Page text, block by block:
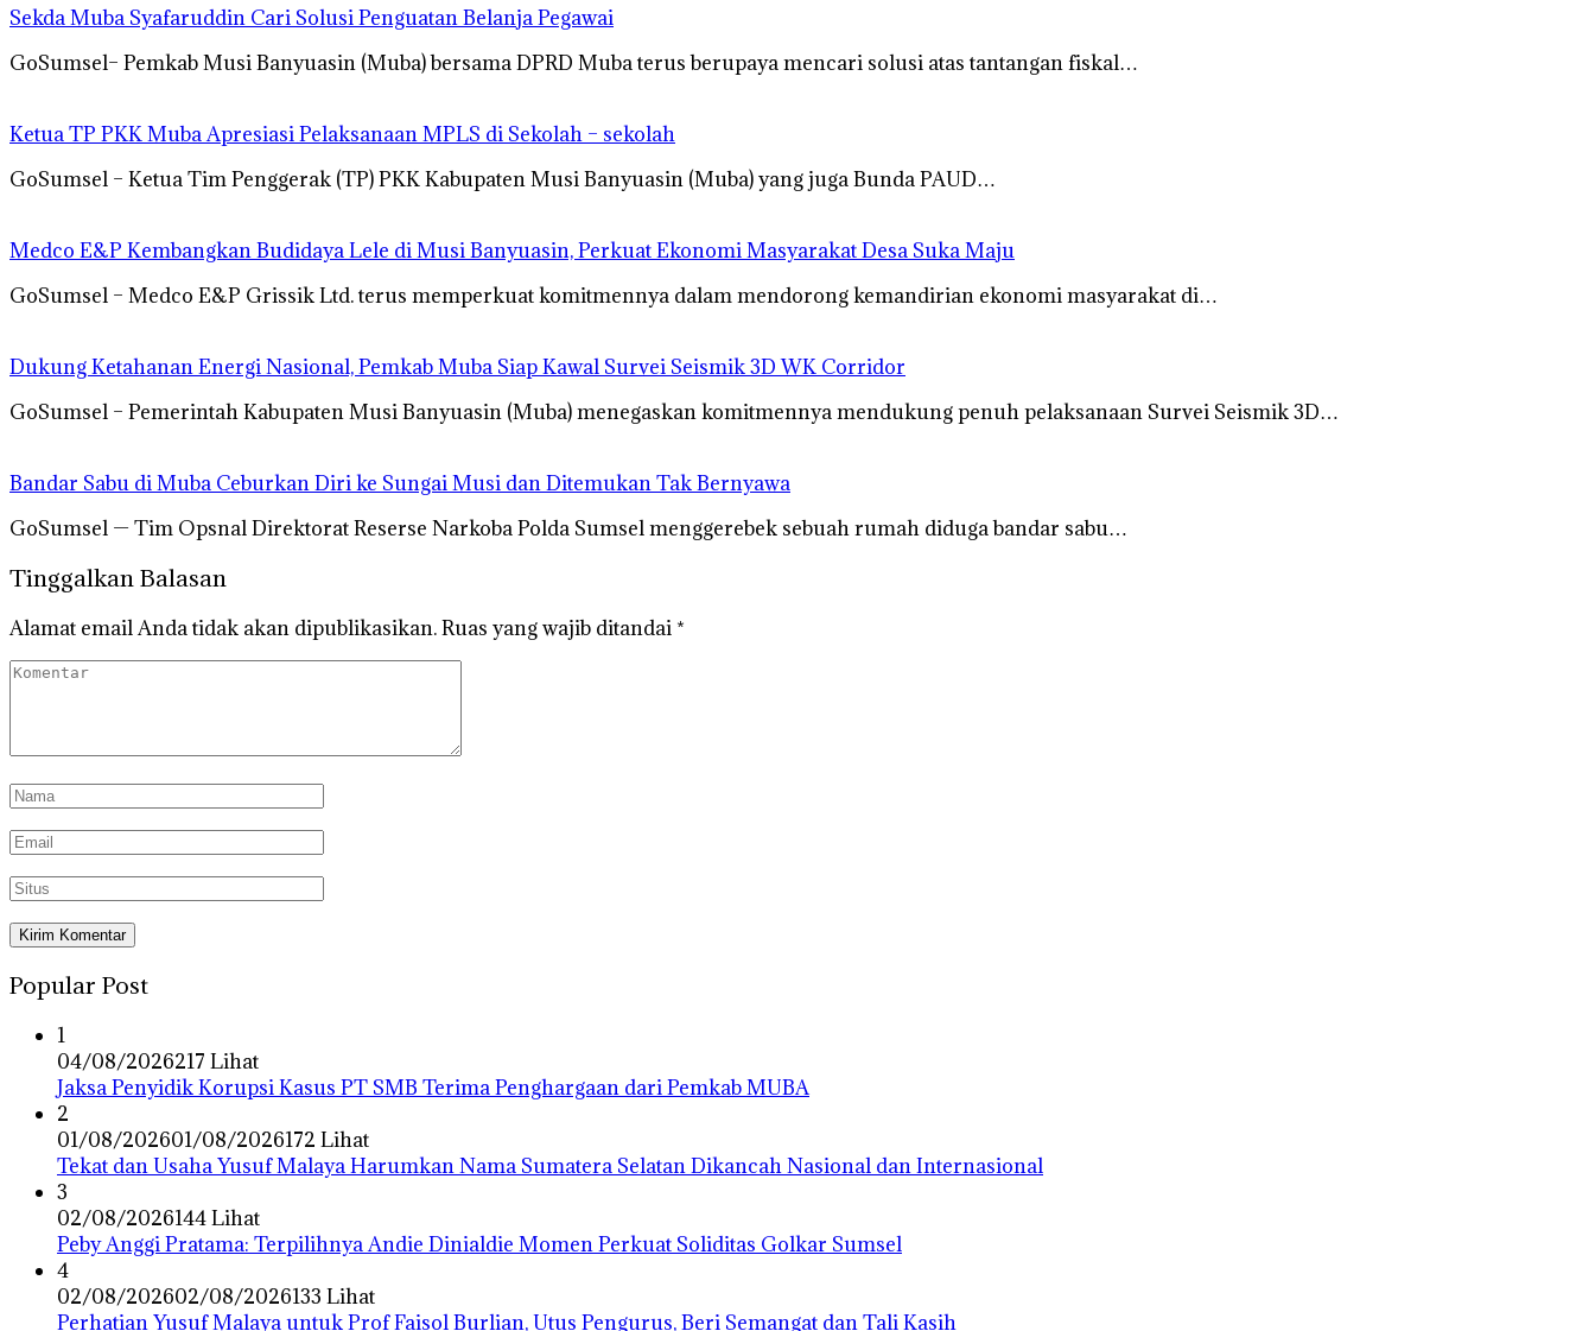
Sekda Muba Syafaruddin Cari Solusi Penguatan Belanja Pegawai
GoSumsel– Pemkab Musi Banyuasin (Muba) bersama DPRD Muba terus berupaya mencari solusi atas tantangan fiskal…
Ketua TP PKK Muba Apresiasi Pelaksanaan MPLS di Sekolah – sekolah
GoSumsel – Ketua Tim Penggerak (TP) PKK Kabupaten Musi Banyuasin (Muba) yang juga Bunda PAUD…
Medco E&P Kembangkan Budidaya Lele di Musi Banyuasin, Perkuat Ekonomi Masyarakat Desa Suka Maju
GoSumsel – Medco E&P Grissik Ltd. terus memperkuat komitmennya dalam mendorong kemandirian ekonomi masyarakat di…
Dukung Ketahanan Energi Nasional, Pemkab Muba Siap Kawal Survei Seismik 3D WK Corridor
GoSumsel – Pemerintah Kabupaten Musi Banyuasin (Muba) menegaskan komitmennya mendukung penuh pelaksanaan Survei Seismik 3D…
Bandar Sabu di Muba Ceburkan Diri ke Sungai Musi dan Ditemukan Tak Bernyawa
GoSumsel — Tim Opsnal Direktorat Reserse Narkoba Polda Sumsel menggerebek sebuah rumah diduga bandar sabu…
Tinggalkan Balasan
Alamat email Anda tidak akan dipublikasikan.Ruas yang wajib ditandai *
Popular Post
1
04/08/2026217 Lihat
Jaksa Penyidik Korupsi Kasus PT SMB Terima Penghargaan dari Pemkab MUBA
2
01/08/202601/08/2026172 Lihat
Tekat dan Usaha Yusuf Malaya Harumkan Nama Sumatera Selatan Dikancah Nasional dan Internasional
3
02/08/2026144 Lihat
Peby Anggi Pratama: Terpilihnya Andie Dinialdie Momen Perkuat Soliditas Golkar Sumsel
4
02/08/202602/08/2026133 Lihat
Perhatian Yusuf Malaya untuk Prof Faisol Burlian, Utus Pengurus, Beri Semangat dan Tali Kasih